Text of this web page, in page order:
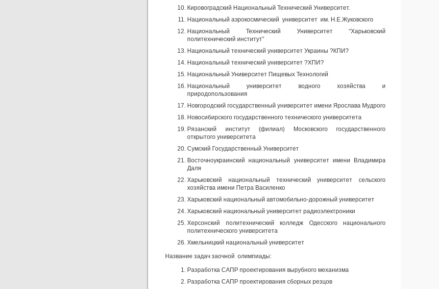
Кировоградский Национальный Технический Университет.
Национальный аэрокосмический университет им. Н.Е.Жуковского
Национальный Технический Университет “Харьковский
политехнический институт”
Национальный технический университет Украины ?КПИ?
Национальный технический университет ?ХПИ?
Национальный Университет Пищевых Технологий
Национальный университет водного хозяйства и
природопользования
Новгородский государственный университет имени Ярослава Мудрого
Новосибирского государственного технического университета
Рязанский институт (филиал) Московского государственного
открытого университета
Сумский Государственный Университет
Восточноукраинский национальный университет имени Владимира
Даля
Харьковский национальный технический университет сельского
хозяйства имени Петра Василенко
Харьковский национальный автомобильно-дорожный университет
Харьковский национальный университет радиоэлектроники
Херсонский политехнический колледж Одесского национального
политехнического университета
Хмельницкий национальный университет
Название задач заочной олимпиады:
Разработка САПР проектирования вырубного механизма
Разработка САПР проектирования сборных резцов